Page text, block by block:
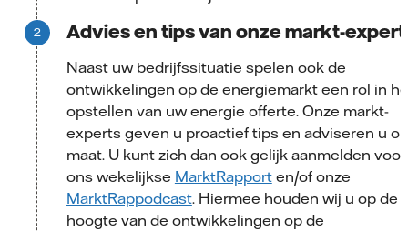
Advies en tips van onze markt-
Naast uw bedrijfssituatie spelen ook de
ontwikkelingen op de energiemarkt een rol in
opstellen van uw energie offerte. Onze markt-
experts geven u proactief tips en adviseren u op
maat. U kunt zich dan ook gelijk aanmelden voor
ons wekelijkse MarktRapporten/of onze
MarktRappodcast. Hiermee houden wij u op de
hoogte van de ontwikkelingen op de